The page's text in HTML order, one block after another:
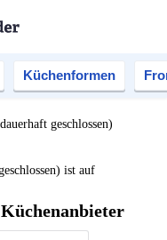
Küchenformen
geschlossen)
ist auf